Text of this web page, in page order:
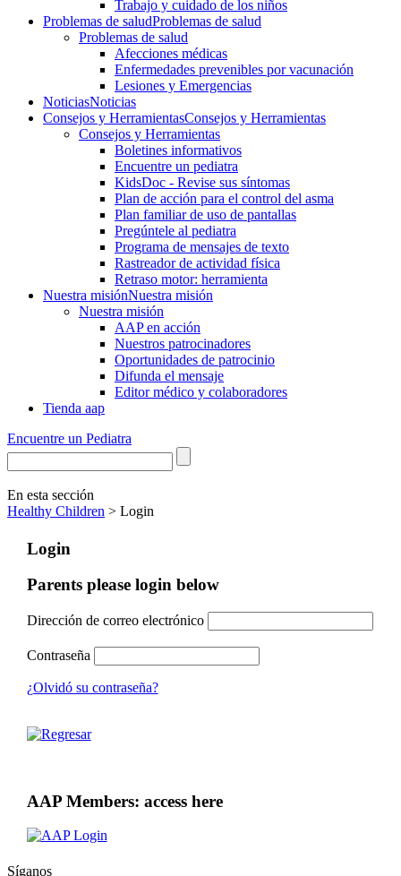
Trabajo y cuidado de los niños
Problemas de saludProblemas de salud
Problemas de salud
Afecciones médicas
Enfermedades prevenibles por vacunación
Lesiones y Emergencias
NoticiasNoticias
Consejos y HerramientasConsejos y Herramientas
Consejos y Herramientas
Boletines informativos
Encuentre un pediatra
KidsDoc - Revise sus síntomas
Plan de acción para el control del asma
Plan familiar de uso de pantallas
Pregúntele al pediatra
Programa de mensajes de texto
Rastre​​ador de activida​d física
Retraso motor: herramienta
Nuestra misiónNuestra misión
Nuestra misión
AAP en acción
Nuestros patrocinadores
Oportunidades de patrocinio
Difunda el mensaje
Editor médico y colaboradores
Tienda aap
Encuentre un Pediatra
En esta sección
Healthy Children > Login
Login
Parents please login below
Dirección de correo electrónico
Contraseña
¿Olvidó su contraseña?
AAP Members: access here
Síganos